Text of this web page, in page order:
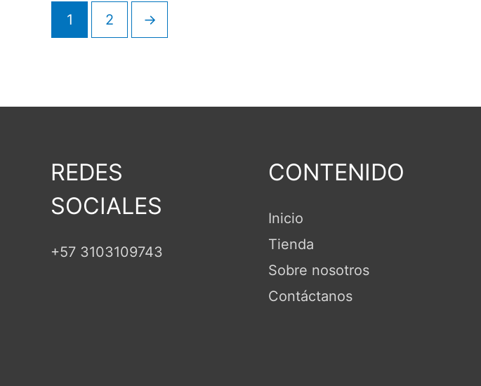
1 2 →
REDES
SOCIALES
+57 3103109743
CONTENIDO
Inicio
Tienda
Sobre nosotros
Contáctanos